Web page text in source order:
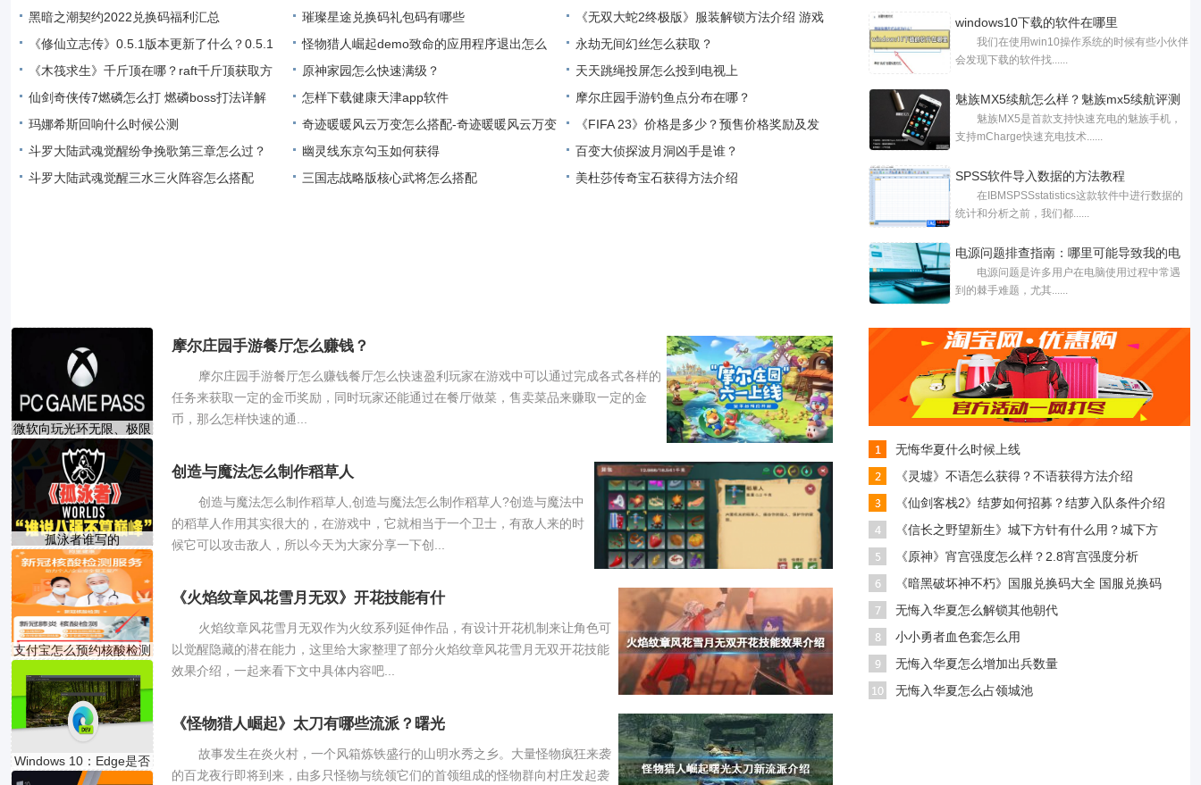
金
代
黑暗之潮契约2022兑换码福利汇总 璀璨星途兑换码礼包码有哪些
《无双大蛇2终极版》服装解锁方法介绍 游戏
服装
《修仙立志传》0.5.1版本更新了什么？0.5.1
版本更
怪物猎人崛起demo致命的应用程序退出怎么
解决
永劫无间幻丝怎么获取？
《木筏求生》千斤顶在哪？raft千斤顶获取方
法介
原神家园怎么快速满级？
天天跳绳投屏怎么投到电视上
仙剑奇侠传7燃磷怎么打 燃磷boss打法详解
怎样下载健康天津app软件
摩尔庄园手游钓鱼点分布在哪？
玛娜希斯回响什么时候公测
奇迹暖暖风云万变怎么搭配-奇迹暖暖风云万变
搭配攻
《FIFA 23》价格是多少？预售价格奖励及发
售平台
斗罗大陆武魂觉醒纷争挽歌第三章怎么过？ 幽灵线东京勾玉如何获得
百变大侦探波月洞凶手是谁？
斗罗大陆武魂觉醒三水三火阵容怎么搭配
三国志战略版核心武将怎么搭配 美杜莎传奇宝石获得方法介绍
windows10下载的软件在哪里
我们在使用win10操作系统的时候有些小伙伴
会发现下载的软件找......
魅族MX5续航怎么样？魅族mx5续航评测
魅族MX5是首款支持快速充电的魅族手机，
支持mCharge快速充电技术......
SPSS软件导入数据的方法教程
在IBMSPSSstatistics这款软件中进行数据的
统计和分析之前，我们都......
电源问题排查指南：哪里可能导致我的电
电源问题是许多用户在电脑使用过程中常遇
到的棘手难题，尤其......
微软向玩光环无限、极限
孤泳者谁写的
支付宝怎么预约核酸检测
Windows 10：Edge是否
会作为新
摩尔庄园手游餐厅怎么赚钱？
摩尔庄园手游餐厅怎么赚钱餐厅怎么快速盈利玩家在游戏中可以通过完成各式各样的
任务来获取一定的金币奖励，同时玩家还能通过在餐厅做菜，售卖菜品来赚取一定的金
币，那么怎样快速的通...
创造与魔法怎么制作稻草人
创造与魔法怎么制作稻草人,创造与魔法怎么制作稻草人?创造与魔法中
的稻草人作用其实很大的，在游戏中，它就相当于一个卫士，有敌人来的时
候它可以攻击敌人，所以今天为大家分享一下创...
《火焰纹章风花雪月无双》开花技能有什
火焰纹章风花雪月无双作为火纹系列延伸作品，有设计开花机制来让角色可
以觉醒隐藏的潜在能力，这里给大家整理了部分火焰纹章风花雪月无双开花技能
效果介绍，一起来看下文中具体内容吧...
《怪物猎人崛起》太刀有哪些流派？曙光
故事发生在炎火村，一个风箱炼铁盛行的山明水秀之乡。大量怪物疯狂来袭
的百龙夜行即将到来，由多只怪物与统领它们的首领组成的怪物群向村庄发起袭
无悔华夏什么时候上线
《灵墟》不语怎么获得？不语获得方法介绍
《仙剑客栈2》结萝如何招募？结萝入队条件介绍
《信长之野望新生》城下方针有什么用？城下方
《原神》宵宫强度怎么样？2.8宵宫强度分析
《暗黑破坏神不朽》国服兑换码大全 国服兑换码
无悔入华夏怎么解锁其他朝代
小小勇者血色套怎么用
无悔入华夏怎么增加出兵数量
无悔入华夏怎么占领城池